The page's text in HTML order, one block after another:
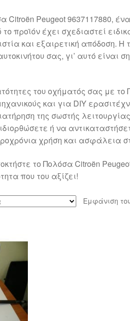
Citroën Peugeot 9637117880,
προϊόν έχει σχεδιαστεί
και εξαιρετική απόδοση. Η
σας, γι’ αυτό είναι
του οχήματός σας με το
και για DIY
της σωστής
ή να
χρήση και ασφάλεια
το Πολόσα Citroën
που του αξίζει!
Εμφάνιση